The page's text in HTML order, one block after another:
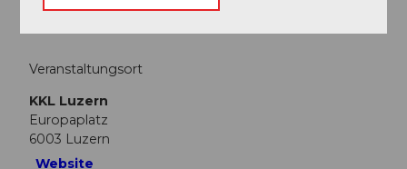
Veranstaltungsort
KKL Luzern
Europaplatz
6003 Luzern
Website